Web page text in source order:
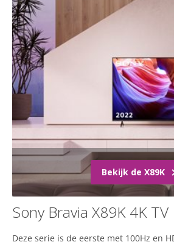
Bekijk de X89K
Sony Bravia X89K 4K TV
Deze serie is de eerste met 100Hz en